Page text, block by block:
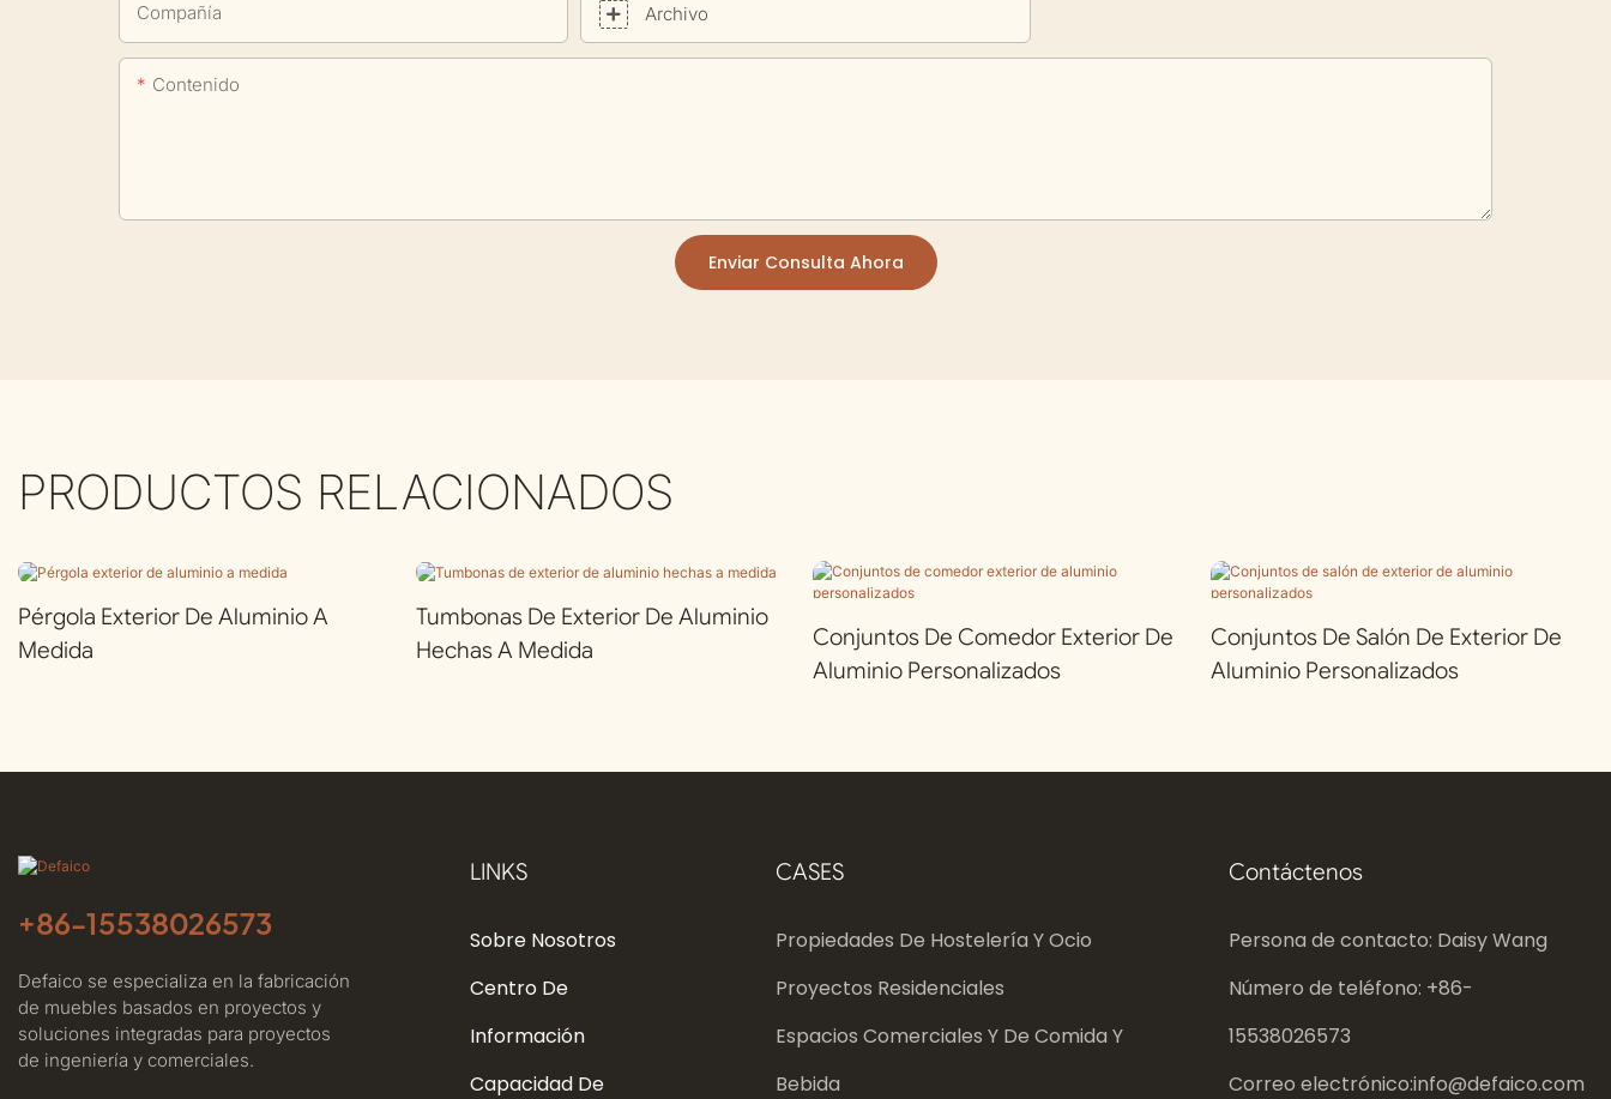
Compañía Archivo
Contenido
Enviar Consulta Ahora
PRODUCTOS RELACIONADOS
Pérgola Exterior De Aluminio A
Medida
Tumbonas De Exterior De Aluminio
Hechas A Medida
Conjuntos De Comedor Exterior De
Aluminio Personalizados
Conjuntos De Salón De Exterior De
Aluminio Personalizados
+86-15538026573
Defaico se especializa en la fabricación
de muebles basados ​​en proyectos y
soluciones integradas para proyectos
de ingeniería y comerciales.
LINKS
Sobre Nosotros
Centro De
Información
Capacidad De
CASES
Propiedades De Hostelería Y Ocio
Proyectos Residenciales
Espacios Comerciales Y De Comida Y
Bebida
Contáctenos
Persona de contacto: Daisy Wang
Número de teléfono: +86-
15538026573
Correo electrónico:info@defaico.com